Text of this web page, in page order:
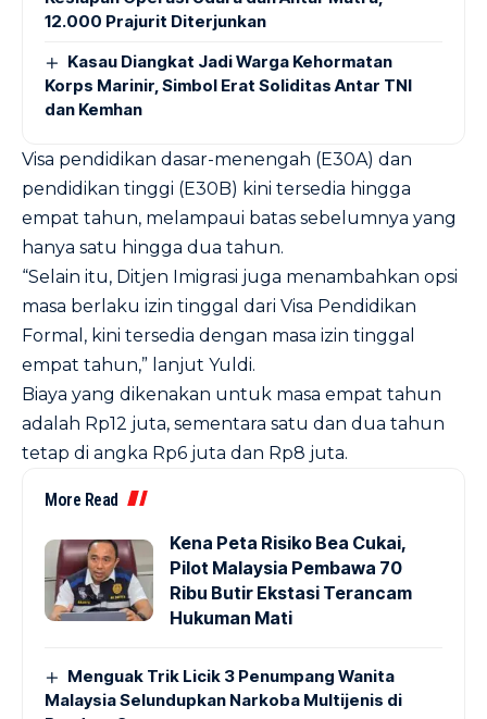
12.000 Prajurit Diterjunkan
Kasau Diangkat Jadi Warga Kehormatan
Korps Marinir, Simbol Erat Soliditas Antar TNI
dan Kemhan
Visa pendidikan dasar-menengah (E30A) dan
pendidikan tinggi (E30B) kini tersedia hingga
empat tahun, melampaui batas sebelumnya yang
hanya satu hingga dua tahun.
“Selain itu, Ditjen Imigrasi juga menambahkan opsi
masa berlaku izin tinggal dari Visa Pendidikan
Formal, kini tersedia dengan masa izin tinggal
empat tahun,” lanjut Yuldi.
Biaya yang dikenakan untuk masa empat tahun
adalah Rp12 juta, sementara satu dan dua tahun
tetap di angka Rp6 juta dan Rp8 juta.
More Read
Kena Peta Risiko Bea Cukai,
Pilot Malaysia Pembawa 70
Ribu Butir Ekstasi Terancam
Hukuman Mati
Menguak Trik Licik 3 Penumpang Wanita
Malaysia Selundupkan Narkoba Multijenis di